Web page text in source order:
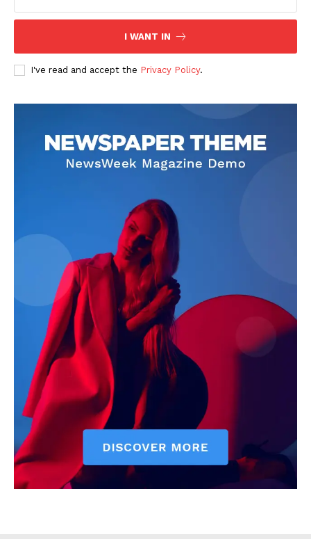
I WANT IN
I've read and accept the Privacy Policy.